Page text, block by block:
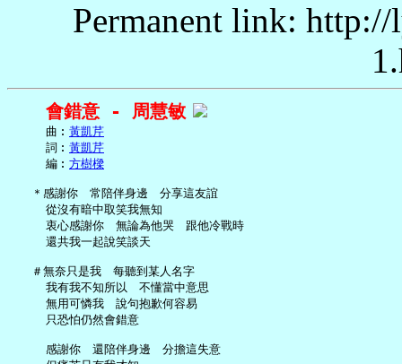
Permanent link:
會錯意 - 周慧敏
     曲︰
黃凱芹
     詞︰
黃凱芹
     編︰
方樹樑
   ＊感謝你　常陪伴身邊　分享這友誼
     從沒有暗中取笑我無知
     衷心感謝你　無論為他哭　跟他冷戰時
     還共我一起說笑談天
   ＃無奈只是我　每聽到某人名字
     我有我不知所以　不懂當中意思
     無用可憐我　說句抱歉何容易
     只恐怕仍然會錯意
     感謝你　還陪伴身邊　分擔這失意